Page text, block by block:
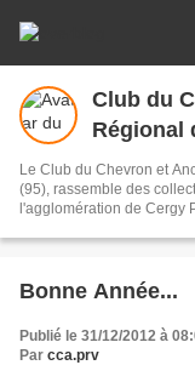
Club du
Régional
Le Club du Chevron et
(95), rassemble des
l'agglomération de Cergy
Bonne Année...
Publié le 31/12/2012 à
Par cca.prv